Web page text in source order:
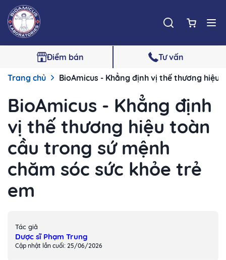
Điểm bán Tư vấn
Trang chủ BioAmicus - Khẳng định vị thế thương
BioAmicus - Khẳng định
vị thế thương hiệu toàn
cầu trong sứ mệnh
chăm sóc sức khỏe trẻ
em
Tác giả
Dược sĩ Phạm Trung
Cập nhật lần cuối: 25/06/2026